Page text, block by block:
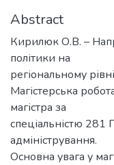
Abstract
Кирилюк О.В. –
політики на
регіональному
Магістерська
магістра за
спеціальністю 281
адміністрування.
Основна увага у